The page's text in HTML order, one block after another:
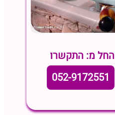
החל מ: התקשרו
052-9172551